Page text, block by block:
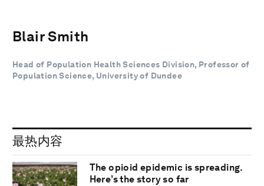
Blair Smith
Head of Population Health Sciences Division, Professor of
Population Science, University of Dundee
最热内容
The opioid epidemic is spreading.
Here’s the story so far